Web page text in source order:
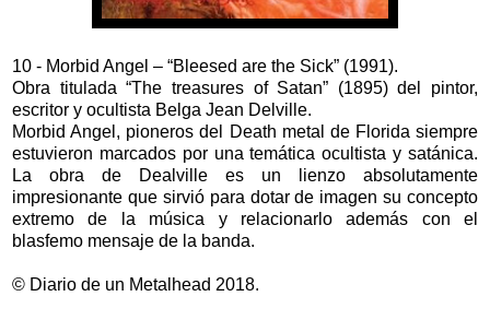
10 - Morbid Angel – “Bleesed are the Sick” (1991).
Obra titulada “The treasures of Satan” (1895) del pintor,
escritor y ocultista Belga Jean Delville.
Morbid Angel, pioneros del Death metal de Florida siempre
estuvieron marcados por una temática ocultista y satánica.
La obra de Dealville es un lienzo absolutamente
impresionante que sirvió para dotar de imagen su concepto
extremo de la música y relacionarlo además con el
blasfemo mensaje de la banda.
© Diario de un Metalhead 2018.